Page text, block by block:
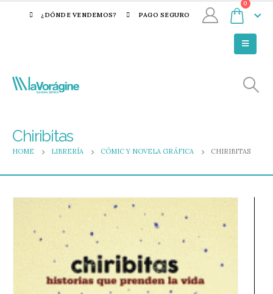
¿DÓNDE VENDEMOS? PAGO SEGURO
0
Chiribitas
HOME LIBRERÍA CÓMIC Y NOVELA GRÁFICA CHIRIBITAS